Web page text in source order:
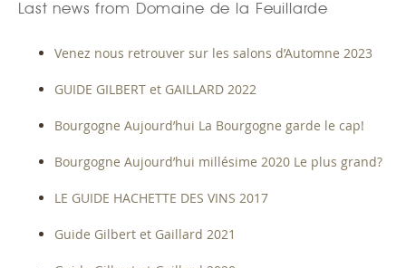
Last news from Domaine de la Feuillarde
Venez nous retrouver sur les salons d’Automne 2023
GUIDE GILBERT et GAILLARD 2022
Bourgogne Aujourd’hui La Bourgogne garde le cap!
Bourgogne Aujourd’hui millésime 2020 Le plus grand?
LE GUIDE HACHETTE DES VINS 2017
Guide Gilbert et Gaillard 2021